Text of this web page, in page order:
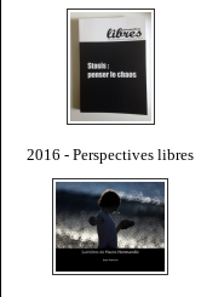
2016 - Perspectives libres